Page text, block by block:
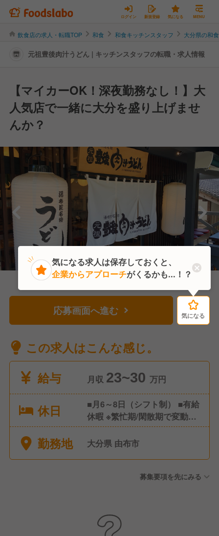
ログイン 新規登録 気になる MENU
飲食店の求人・転職TOP 和食 和食キッチンスタッフ 大分県の和
元祖豊後肉汁うどん | キッチンスタッフの転職・求人情報
【マイカーOK！深夜勤務なし！】大
人気店で一緒に大分を盛り上げませ
んか？
応募画面へ進む 気になる
この求人はこんな感じ。
給与
月収 23~30 万円
休日
■月6～8日（シフト制） ■有給
休暇 ※繁忙期/閑散期で変動あ
り
勤務地 大分県 由布市
募集要項を先にみる
気になる
気になる求人は保存しておくと、
企業からアプローチがくるかも...！？